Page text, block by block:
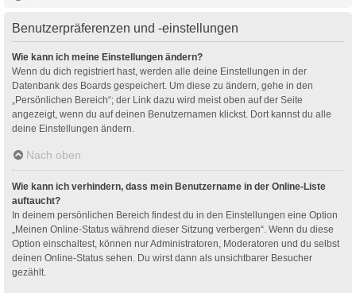
Benutzerpräferenzen und -einstellungen
Wie kann ich meine Einstellungen ändern?
Wenn du dich registriert hast, werden alle deine Einstellungen in der
Datenbank des Boards gespeichert. Um diese zu ändern, gehe in den
„Persönlichen Bereich“; der Link dazu wird meist oben auf der Seite
angezeigt, wenn du auf deinen Benutzernamen klickst. Dort kannst du alle
deine Einstellungen ändern.
Nach oben
Wie kann ich verhindern, dass mein Benutzername in der Online-Liste
auftaucht?
In deinem persönlichen Bereich findest du in den Einstellungen eine Option
„Meinen Online-Status während dieser Sitzung verbergen“. Wenn du diese
Option einschaltest, können nur Administratoren, Moderatoren und du selbst
deinen Online-Status sehen. Du wirst dann als unsichtbarer Besucher
gezählt.